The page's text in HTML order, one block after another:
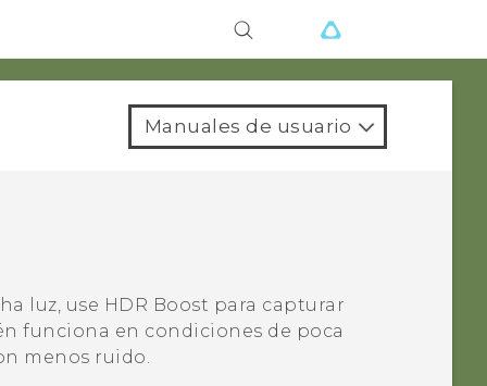
Manuales de usuario
luz, use HDR Boost para capturar
funciona en condiciones de poca
menos ruido.